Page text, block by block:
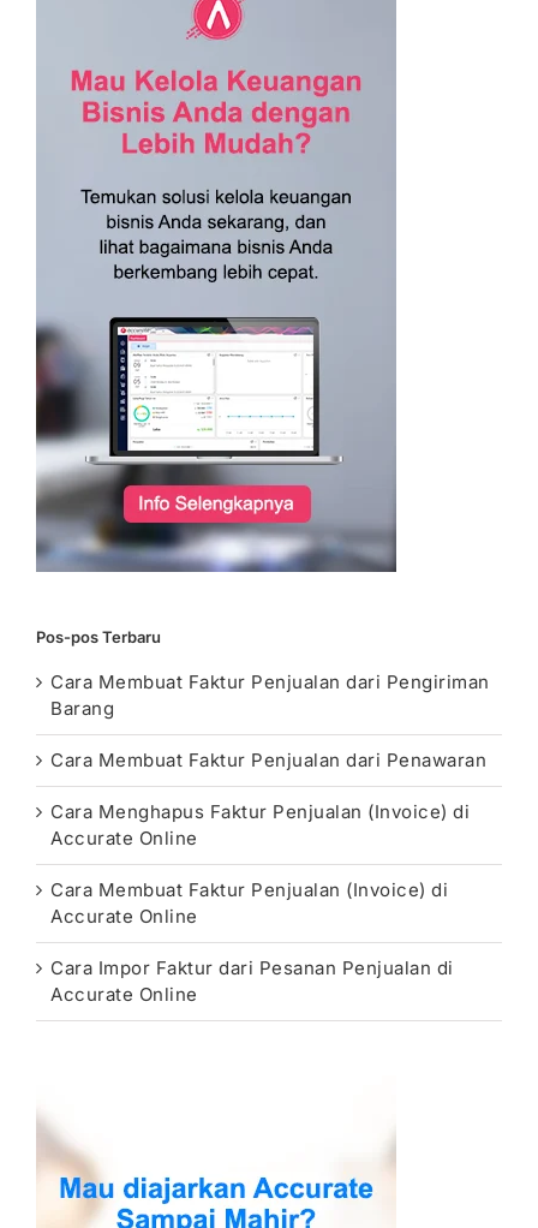
Pos-pos Terbaru
Cara Membuat Faktur Penjualan dari Pengiriman
Barang
Cara Membuat Faktur Penjualan dari Penawaran
Cara Menghapus Faktur Penjualan (Invoice) di
Accurate Online
Cara Membuat Faktur Penjualan (Invoice) di
Accurate Online
Cara Impor Faktur dari Pesanan Penjualan di
Accurate Online